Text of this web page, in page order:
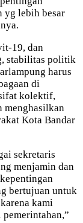
yg lebih besar
19, dan
stabilitas politik
harus
di
kolektif,
menghasilkan
Kota Bandar
sekretaris
menjamin dan
bertujuan untuk
kami